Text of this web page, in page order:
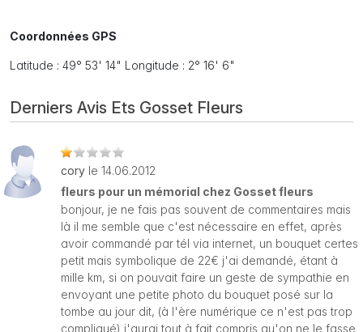
Coordonnées GPS
Latitude : 49° 53' 14" Longitude : 2° 16' 6"
Derniers Avis Ets Gosset Fleurs
cory le 14.06.2012
fleurs pour un mémorial chez Gosset fleurs
bonjour, je ne fais pas souvent de commentaires mais
là il me semble que c'est nécessaire en effet, après
avoir commandé par tél via internet, un bouquet certes
petit mais symbolique de 22€ j'ai demandé, étant à
mille km, si on pouvait faire un geste de sympathie en
envoyant une petite photo du bouquet posé sur la
tombe au jour dit, (à l'ère numérique ce n'est pas trop
compliqué) j'aurai tout à fait compris qu'on ne le fasse